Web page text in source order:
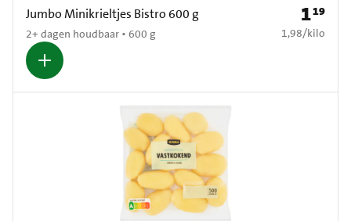
Jumbo Minikrieltjes Bistro 600 g
2+ dagen houdbaar • 600 g
Prijs: €
119
€ 1,98 per kilo
1,98/kilo